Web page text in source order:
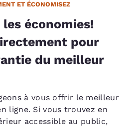
ET ÉCONOMISEZ
économies!
pour
du meilleur
à vous offrir le meilleur
ligne. Si vous trouvez en
accessible au public,